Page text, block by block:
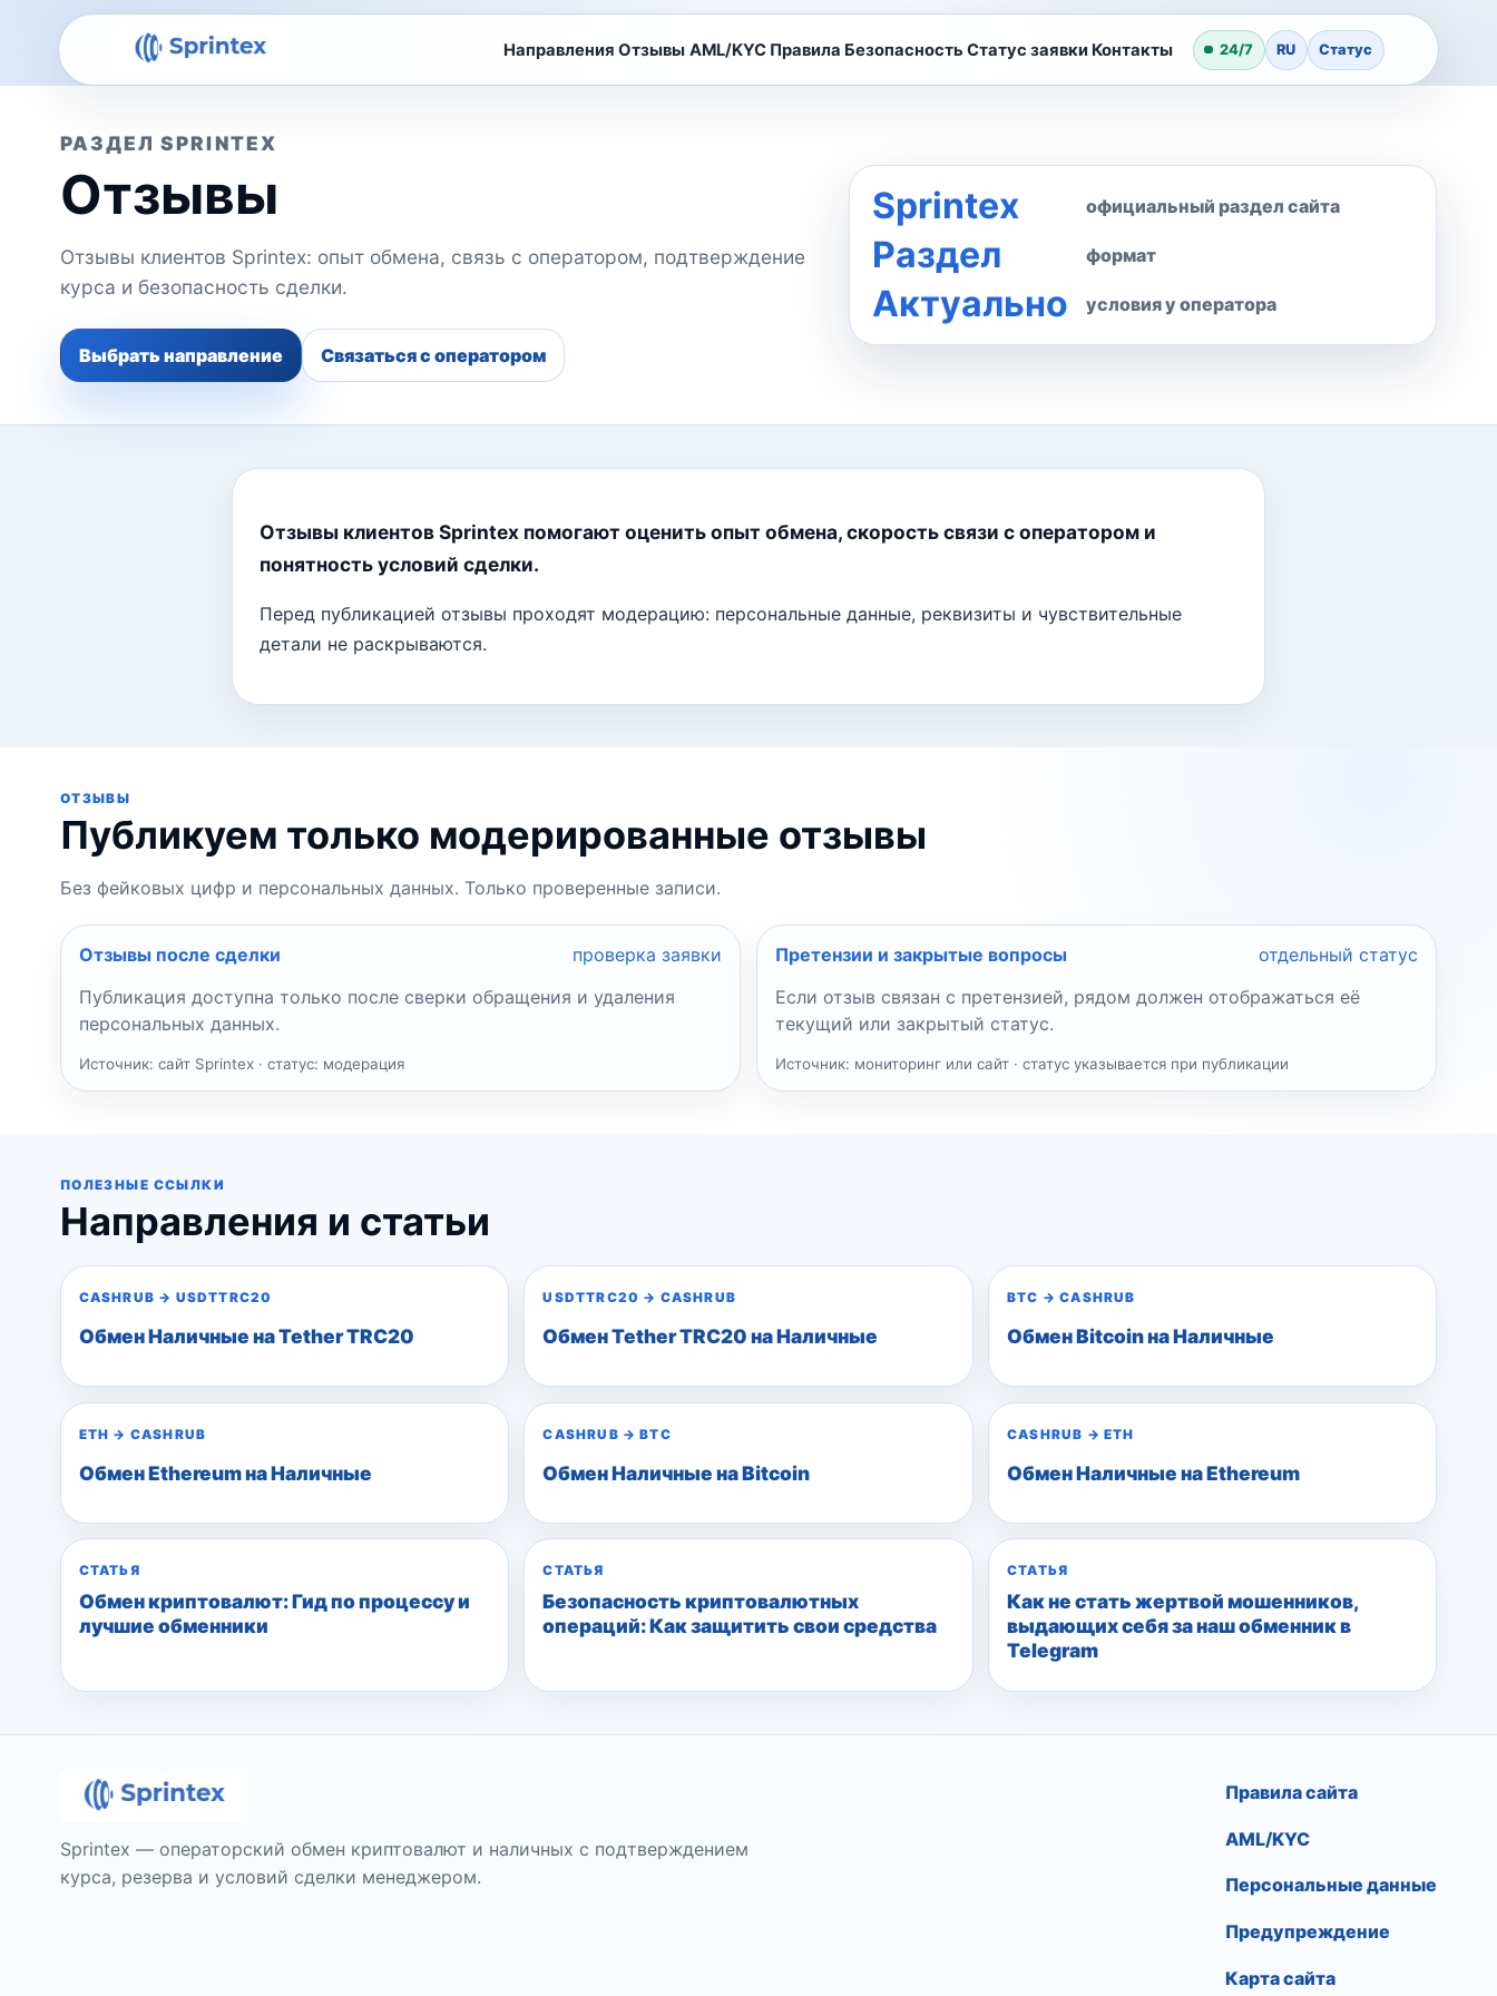
Направления Отзывы AML/KYC Правила Безопасность Статус заявки Контакты 24/7 RU Статус
РАЗДЕЛ SPRINTEX
Отзывы
Отзывы клиентов Sprintex: опыт обмена, связь с оператором, подтверждение
курса и безопасность сделки.
Выбрать направление Связаться с оператором
Sprintex официальный раздел сайта
Раздел формат
Актуально условия у оператора
Отзывы клиентов Sprintex помогают оценить опыт обмена, скорость связи с оператором и
понятность условий сделки.
Перед публикацией отзывы проходят модерацию: персональные данные, реквизиты и чувствительные
детали не раскрываются.
ОТЗЫВЫ
Публикуем только модерированные отзывы
Без фейковых цифр и персональных данных. Только проверенные записи.
Отзывы после сделки
проверка заявки
Публикация доступна только после сверки обращения и удаления
персональных данных.
Источник: сайт Sprintex · статус: модерация
Претензии и закрытые вопросы
отдельный статус
Если отзыв связан с претензией, рядом должен отображаться её
текущий или закрытый статус.
Источник: мониторинг или сайт · статус указывается при публикации
ПОЛЕЗНЫЕ ССЫЛКИ
Направления и статьи
CASHRUB → USDTTRC20
Обмен Наличные на Tether TRC20
USDTTRC20 → CASHRUB
Обмен Tether TRC20 на Наличные
BTC →CASHRUB
Обмен Bitcoin на Наличные
ETH → CASHRUB
Обмен Ethereum на Наличные
CASHRUB →BTC
Обмен Наличные на Bitcoin
CASHRUB → ETH
Обмен Наличные на Ethereum
СТАТЬЯ
Обмен криптовалют: Гид по процессу и
лучшие обменники
СТАТЬЯ
Безопасность криптовалютных
операций: Как защитить свои средства
СТАТЬЯ
Как не стать жертвой мошенников,
выдающих себя за наш обменник в
Telegram
Sprintex — операторский обмен криптовалют и наличных с подтверждением
курса, резерва и условий сделки менеджером.
Правила сайта
AML/KYC
Персональные данные
Предупреждение
Карта сайта